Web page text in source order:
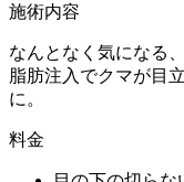
施術内容
なんとなく気になる
脂肪注入でクマが目
に。
料金